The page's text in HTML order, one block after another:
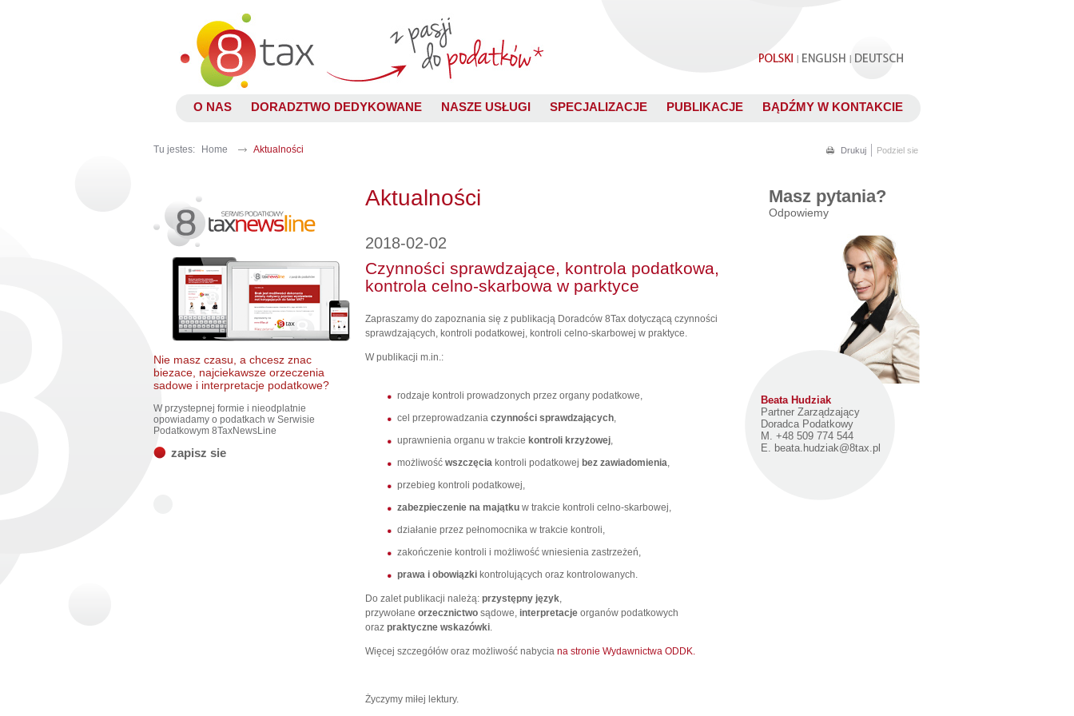
| |
O NAS DORADZTWO DEDYKOWANE NASZE USŁUGI SPECJALIZACJE PUBLIKACJE BĄDŹMY W KONTAKCIE
Drukuj Podziel sie
Tu jestes: Home Aktualności
Nie masz czasu, a chcesz znac
biezace, najciekawsze orzeczenia
sadowe i interpretacje podatkowe?
W przystepnej formie i nieodplatnie
opowiadamy o podatkach w Serwisie
Podatkowym 8TaxNewsLine
zapisz sie
Aktualności
2018-02-02
Czynności sprawdzające, kontrola podatkowa,
kontrola celno-skarbowa w parktyce
Zapraszamy do zapoznania się z publikacją Doradców 8Tax dotyczącą czynności
sprawdzających, kontroli podatkowej, kontroli celno-skarbowej w praktyce.
W publikacji m.in.:
rodzaje kontroli prowadzonych przez organy podatkowe,
cel przeprowadzania czynności sprawdzających,
uprawnienia organu w trakcie kontroli krzyżowej,
możliwość wszczęcia kontroli podatkowej bez zawiadomienia,
przebieg kontroli podatkowej,
zabezpieczenie na majątku w trakcie kontroli celno-skarbowej,
działanie przez pełnomocnika w trakcie kontroli,
zakończenie kontroli i możliwość wniesienia zastrzeżeń,
prawa i obowiązki kontrolujących oraz kontrolowanych.
Do zalet publikacji należą: przystępny język,
przywołane orzecznictwo sądowe, interpretacje organów podatkowych
oraz praktyczne wskazówki.
Więcej szczegółów oraz możliwość nabycia na stronie Wydawnictwa ODDK.
Życzymy miłej lektury.
Masz pytania?
Odpowiemy
Beata Hudziak
Partner Zarządzający
Doradca Podatkowy
M. +48 509 774 544
E. beata.hudziak@8tax.pl